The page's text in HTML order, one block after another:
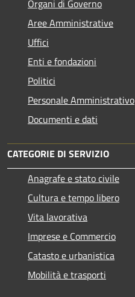
Organi di Governo
Aree Amministrative
Uffici
Enti e fondazioni
Politici
Personale Amministrativo
Documenti e dati
CATEGORIE DI SERVIZIO
Anagrafe e stato civile
Cultura e tempo libero
Vita lavorativa
Imprese e Commercio
Catasto e urbanistica
Mobilità e trasporti